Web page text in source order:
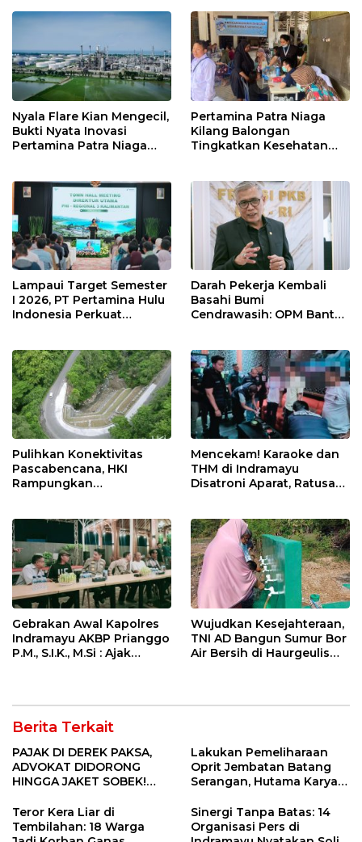
Nyala Flare Kian Mengecil,
Bukti Nyata Inovasi
Pertamina Patra Niaga
Pertamina Patra Niaga
Kilang Balongan
Tingkatkan Kesehatan
Rutin dan Edukasi
Perawatan Gigi
Lampaui Target Semester
I 2026, PT Pertamina Hulu
Indonesia Perkuat
Keselamatan Kerja
Darah Pekerja Kembali
Basahi Bumi
Cendrawasih: OPM Bantai
Pulihkan Konektivitas
Pascabencana, HKI
Rampungkan
Mencekam! Karaoke dan
THM di Indramayu
Disatroni Aparat, Ratusan
Gebrakan Awal Kapolres
Indramayu AKBP Prianggo
P.M., S.I.K., M.Si : Ajak
Wujudkan Kesejahteraan,
TNI AD Bangun Sumur Bor
Air Bersih di Haurgeulis
Berita Terkait
PAJAK DI DEREK PAKSA,
ADVOKAT DIDORONG
HINGGA JAKET SOBEK!
Ngamuk Kepung Polresta
Pekanbaru!
Lakukan Pemeliharaan
Oprit Jembatan Batang
Serangan, Hutama Karya
55 Tol Binjai–Langsa
Teror Kera Liar di
Tembilahan: 18 Warga
Sinergi Tanpa Batas: 14
Organisasi Pers di